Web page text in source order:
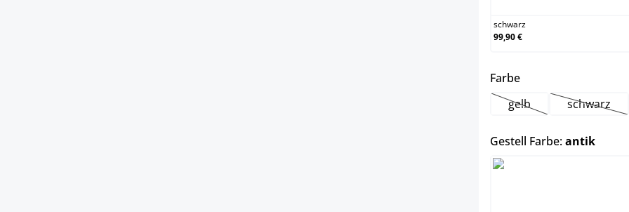
schwarz
99,90 €
Farbeauswählen
gelb(Diese Option ist
schwarz
(Diese
Gestell Farbe:antik